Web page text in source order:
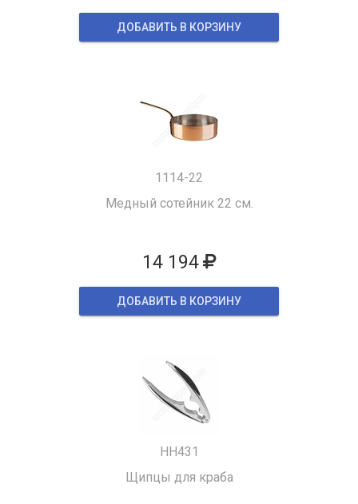
ДОБАВИТЬ В КОРЗИНУ
1114-22
Медный сотейник 22 см.
14 194
ДОБАВИТЬ В КОРЗИНУ
HH431
Щипцы для краба